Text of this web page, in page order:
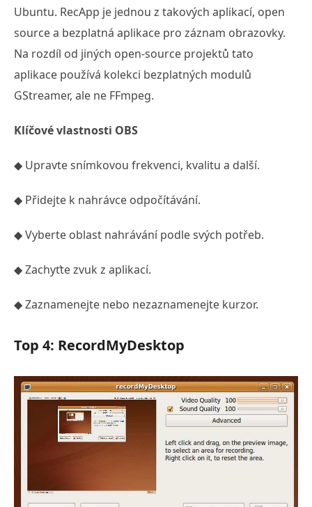
Ubuntu. RecApp je jednou z takových aplikací, open
source a bezplatná aplikace pro záznam obrazovky.
Na rozdíl od jiných open-source projektů tato
aplikace používá kolekci bezplatných modulů
GStreamer, ale ne FFmpeg.
Klíčové vlastnosti OBS
◆ Upravte snímkovou frekvenci, kvalitu a další.
◆ Přidejte k nahrávce odpočítávání.
◆ Vyberte oblast nahrávání podle svých potřeb.
◆ Zachyťte zvuk z aplikací.
◆ Zaznamenejte nebo nezaznamenejte kurzor.
Top 4: RecordMyDesktop